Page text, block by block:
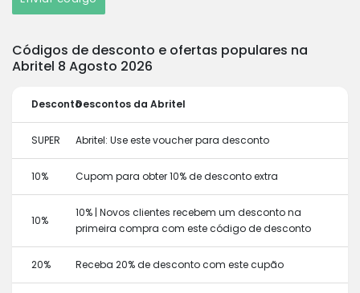
Códigos de desconto e ofertas populares na
Abritel 8 Agosto 2026
DescontoDescontos da Abritel
SUPER Abritel: Use este voucher para desconto
10% Cupom para obter 10% de desconto extra
10%
10% | Novos clientes recebem um desconto na
primeira compra com este código de desconto
20% Receba 20% de desconto com este cupão